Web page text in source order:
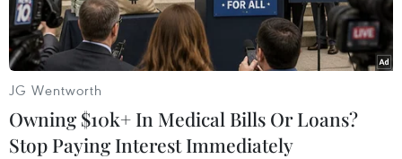
JG Wentworth
Owning $10k+ In Medical Bills Or Loans?
Stop Paying Interest Immediately